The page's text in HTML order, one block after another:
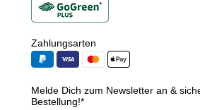
Zahlungsarten
Melde Dich zum Newsletter an &
Bestellung!*